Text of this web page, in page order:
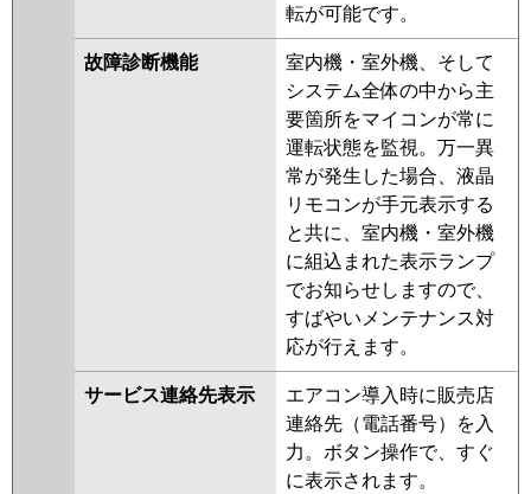
転が可能です。
故障診断機能
室内機・室外機、そして
システム全体の中から主
要箇所をマイコンが常に
運転状態を監視。万一異
常が発生した場合、液晶
リモコンが手元表示する
と共に、室内機・室外機
に組込まれた表示ランプ
でお知らせしますので、
すばやいメンテナンス対
応が行えます。
サービス連絡先表示
エアコン導入時に販売店
連絡先（電話番号）を入
力。ボタン操作で、すぐ
に表示されます。